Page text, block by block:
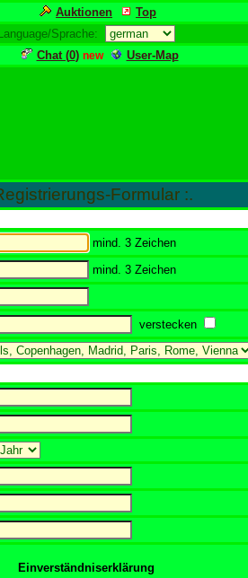
Auktionen Top
Language/Sprache:
Chat (0) new User-Map
Formular :.
mind. 3 Zeichen
mind. 3 Zeichen
verstecken
Einverständniserklärung